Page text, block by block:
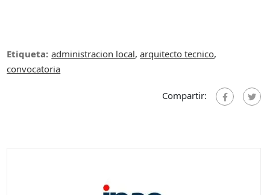
Etiqueta: administracion local,arquitecto tecnico,
convocatoria
Compartir: